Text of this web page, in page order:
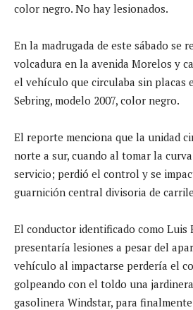
color negro. No hay lesionados.
En la madrugada de este sábado se
volcadura en la avenida Morelos y
el vehículo que circulaba sin placas
Sebring, modelo 2007, color negro.
El reporte menciona que la unidad
norte a sur, cuando al tomar la
servicio; perdió el control y se
guarnición central divisoria de
El conductor identificado como Luis
presentaría lesiones a pesar del
vehículo al impactarse perdería el
golpeando con el toldo una
gasolinera Windstar, para